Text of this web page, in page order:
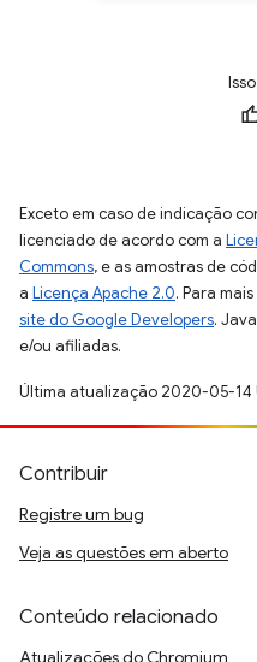
Exceto em caso de indicação
licenciado de acordo com a
Commons, e as amostras de
a Licença Apache 2.0. Para
site do Google Developers.
e/ou afiliadas.
Última atualização 2020-05-14
Contribuir
Registre um bug
Veja as questões em aberto
Conteúdo relacionado
Atualizações do Chromium